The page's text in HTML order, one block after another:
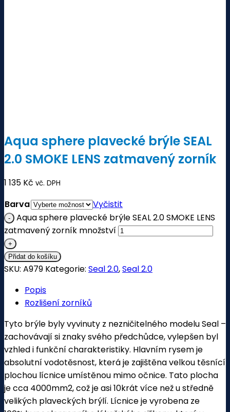
Aqua sphere plavecké brýle SEAL
2.0 SMOKE LENS zatmavený zorník
1 135 Kč vč. DPH
Barva
Vyčistit
Aqua sphere plavecké brýle SEAL 2.0 SMOKE LENS
zatmavený zorník množství
Přidat do košíku
SKU: A979 Kategorie: Seal 2.0,Seal 2.0
Popis
Rozlišení zorníků
Tyto brýle byly vyvinuty z nezničitelného modelu Seal –
zachovávají si znaky svého předchůdce, vylepšen byl
vzhled i funkční charakteristiky. Hlavním rysem je
absolutní vodotěsnost, která je zajištěna velkou těsnící
plochou lícnice umístěnou mimo očnice. Tato plocha
je cca 4000mm2, což je asi 10krát více než u středně
velikých plaveckých brýlí. Lícnice je vyrobena ze